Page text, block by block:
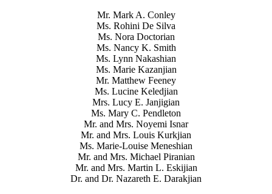
Mr. Mark A. Conley
Ms. Rohini De Silva
Ms. Nora Doctorian
Ms. Nancy K. Smith
Ms. Lynn Nakashian
Ms. Marie Kazanjian
Mr. Matthew Feeney
Ms. Lucine Keledjian
Mrs. Lucy E. Janjigian
Ms. Mary C. Pendleton
Mr. and Mrs. Noyemi Isnar
Mr. and Mrs. Louis Kurkjian
Ms. Marie-Louise Meneshian
Mr. and Mrs. Michael Piranian
Mr. and Mrs. Martin L. Eskijian
Dr. and Dr. Nazareth E. Darakjian